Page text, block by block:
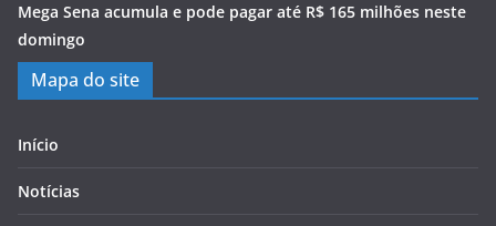
Mega Sena acumula e pode pagar até R$ 165 milhões neste
domingo
Mapa do site
Início
Notícias